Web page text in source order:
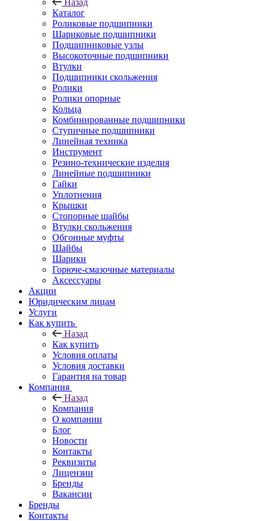
Каталог
Роликовые подшипники
Шариковые подшипники
Подшипниковые узлы
Высокоточные подшипники
Втулки
Подшипники скольжения
Ролики
Ролики опорные
Кольца
Комбинированные подшипники
Ступичные подшипники
Линейная техника
Инструмент
Резино-технические изделия
Линейные подшипники
Гайки
Уплотнения
Крышки
Стопорные шайбы
Втулки скольжения
Обгонные муфты
Шайбы
Шарики
Горюче-смазочные материалы
Аксессуары
Акции
Юридическим лицам
Услуги
Как купить
Назад
Как купить
Условия оплаты
Условия доставки
Гарантия на товар
Компания
Назад
Компания
О компании
Блог
Новости
Контакты
Реквизиты
Лицензии
Бренды
Вакансии
Бренды
Контакты